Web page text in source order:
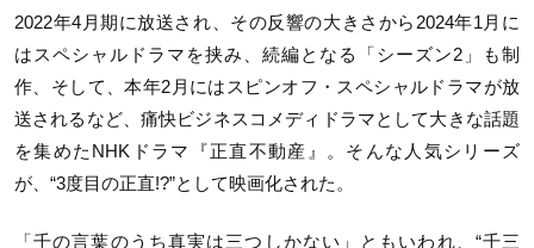
2022年4月期に放送され、その反響の大きさから2024年1月に
はスペシャルドラマを挟み、続編となる「シーズン2」も制
作、そして、本年2月にはスピンオフ・スペシャルドラマが放
送されるなど、痛快ビジネスコメディドラマとして大きな話題
を集めたNHKドラマ『正直不動産』。そんな人気シリーズ
が、“3度目の正直!?”として映画化された。
「千の言葉のうち真実は三つしかない」ともいわれ、“千三